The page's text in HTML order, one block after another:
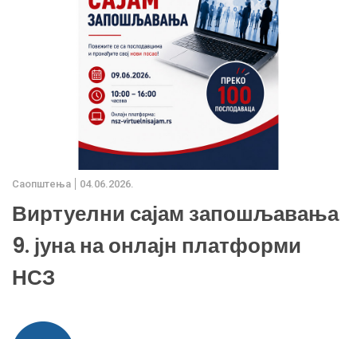
Саопштења 04.06.2026.
Виртуелни сајам запошљавања
9. јуна на онлајн платформи
НСЗ